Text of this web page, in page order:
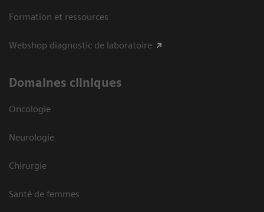
Formation et ressources
Webshop diagnostic de laboratoire
Domaines cliniques
Oncologie
Neurologie
Chirurgie
Santé de femmes